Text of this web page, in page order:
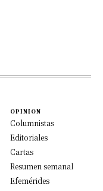
OPINION
Columnistas
Editoriales
Cartas
Resumen semanal
Efemérides